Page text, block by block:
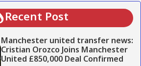
Recent Post
Manchester united transfer news:
Cristian Orozco Joins Manchester
United £850,000 Deal Confirmed